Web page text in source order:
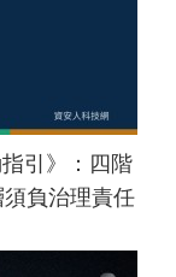
引》：四階
負治理責任